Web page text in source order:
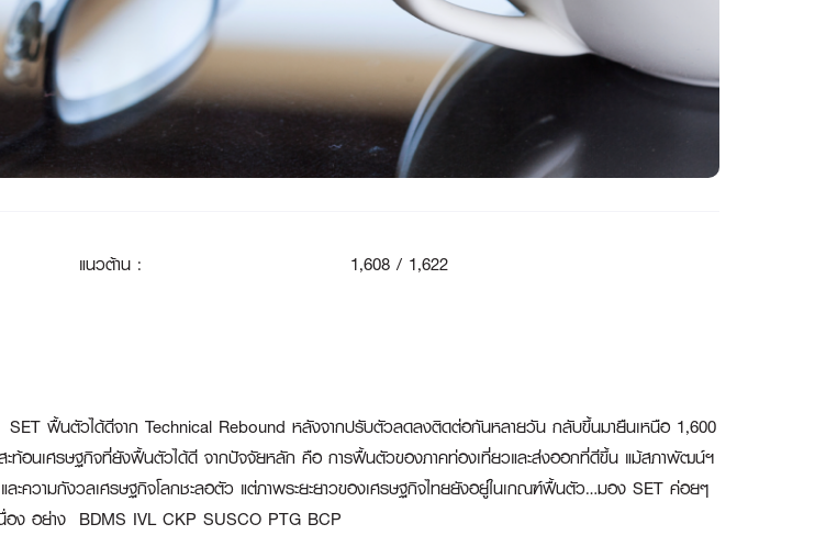
แนวต้าน : 1,608 / 1,622
SET ฟื้นตัวได้ดีจาก Technical Rebound หลังจากปรับตัวลดลงติดต่อกันหลายวัน กลับขึ้นมายืนเหนือ 1,600
ท้อนเศรษฐกิจที่ยังฟื้นตัวได้ดี จากปัจจัยหลัก คือ การฟื้นตัวของภาคท่องเที่ยวและส่งออกที่ดีขึ้น แม้สภาพัฒน์ฯ
ความกังวลเศรษฐกิจโลกชะลอตัว แต่ภาพระยะยาวของเศรษฐกิจไทยยังอยู่ในเกณฑ์ฟื้นตัว…มอง SET ค่อยๆ
อง อย่าง BDMS IVLCKP SUSCO PTG BCP